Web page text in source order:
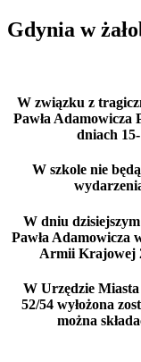
Gdynia w
W związku z
Pawła Adamowicza
dniach
W szkole nie
W dniu
Pawła Adamowicza
Armii Krajowej
W Urzędzie
52/54 wyłożona
można